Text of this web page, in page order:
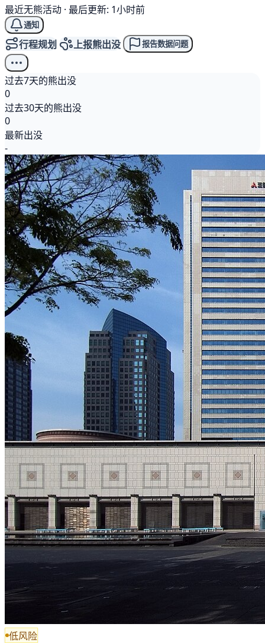
最近无熊活动 · 最后更新: 1小时前
通知
行程规划 上报熊出没 报告数据问题
过去7天的熊出没
0
过去30天的熊出没
0
最新出没
-
低风险